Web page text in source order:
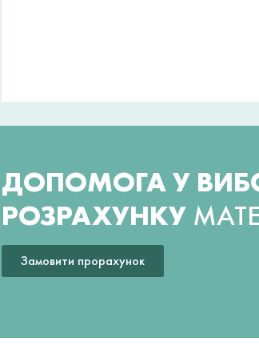
ДОПОМОГА У
РОЗРАХУНКУ
Замовити прорахунок